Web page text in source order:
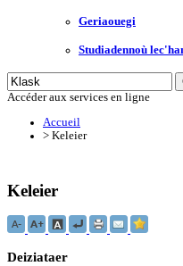
Geriaouegi
Studiadennoù
Accéder aux services en ligne
Accueil
> Keleier
Keleier
Deiziataer